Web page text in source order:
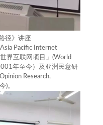
径》讲座
Pacific Internet
界互联网项目」(World
年至今）及亚洲民意研
Research,
)。